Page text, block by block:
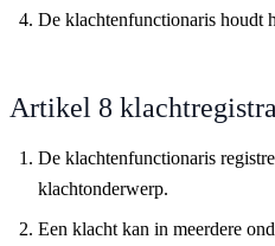
De klachtenfunctionaris houdt
Artikel 8
De klachtenfunctionaris
klachtonderwerp.
Een klacht kan in meerdere